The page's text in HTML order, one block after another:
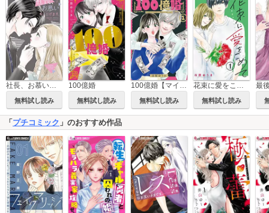
社長、お慕い申し上げます。
無料試し読み
100億婚
無料試し読み
100億婚【マイクロ】
無料試し読み
花束に愛をこめて【マイクロ】
無料試し読み
最
「 プチコミック 」のおすすめ作品